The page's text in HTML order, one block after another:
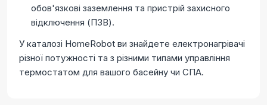
обов'язкові заземлення та пристрій захисного
відключення (ПЗВ).
У каталозі HomeRobot ви знайдете електронагрівачі
різної потужності та з різними типами управління
термостатом для вашого басейну чи СПА.